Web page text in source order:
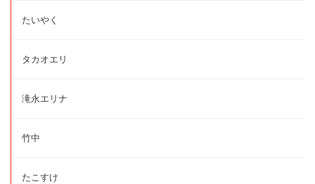
たいやく
タカオエリ
滝永エリナ
竹中
たこすけ